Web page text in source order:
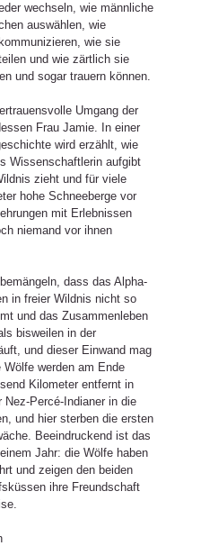
wechseln, wie männliche
auswählen, wie
wie sie
und wie zärtlich sie
und sogar trauern können.
Umgang der
Frau Jamie. In einer
wird erzählt, wie
Wissenschaftlerin aufgibt
zieht und für viele
hohe Schneeberge vor
mit Erlebnissen
niemand vor ihnen
dass das Alpha-
in freier Wildnis nicht so
und das Zusammenleben
bisweilen in der
und dieser Einwand mag
werden am Ende
Kilometer entfernt in
Nez-Percé-Indianer in die
und hier sterben die ersten
Beeindruckend ist das
Jahr: die Wölfe haben
und zeigen den beiden
ihre Freundschaft